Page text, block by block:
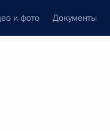
и фото Документы